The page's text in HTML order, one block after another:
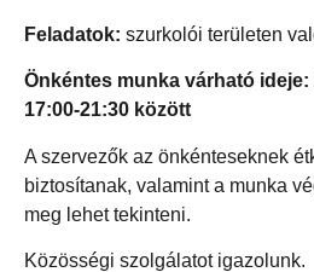
Feladatok: szurkolói területen
Önkéntes munka várható ideje:
17:00-21:30 között
A szervezők az önkénteseknek
biztosítanak, valamint a munka
meg lehet tekinteni.
Közösségi szolgálatot igazolunk.